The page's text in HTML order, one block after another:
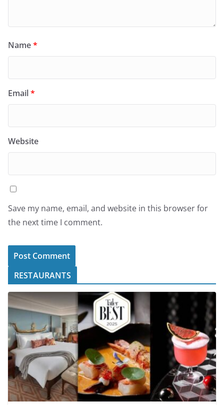
Name*
Email*
Website
Save my name, email, and website in this browser for
the next time I comment.
RESTAURANTS